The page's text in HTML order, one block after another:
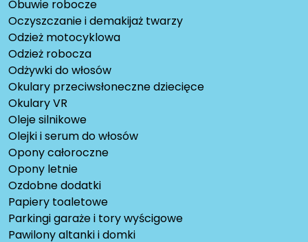
Obuwie robocze
Oczyszczanie i demakijaż twarzy
Odzież motocyklowa
Odzież robocza
Odżywki do włosów
Okulary przeciwsłoneczne dziecięce
Okulary VR
Oleje silnikowe
Olejki i serum do włosów
Opony całoroczne
Opony letnie
Ozdobne dodatki
Papiery toaletowe
Parkingi garaże i tory wyścigowe
Pawilony altanki i domki